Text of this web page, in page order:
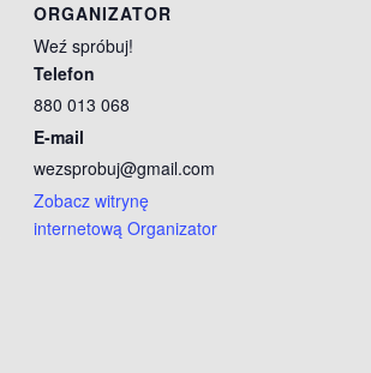
ORGANIZATOR
Weź spróbuj!
Telefon
880 013 068
E-mail
wezsprobuj@gmail.com
Zobacz witrynę
internetową Organizator